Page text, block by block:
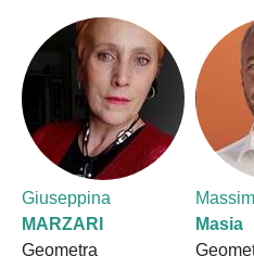
Giuseppina
MARZARI
Geometra
Masia